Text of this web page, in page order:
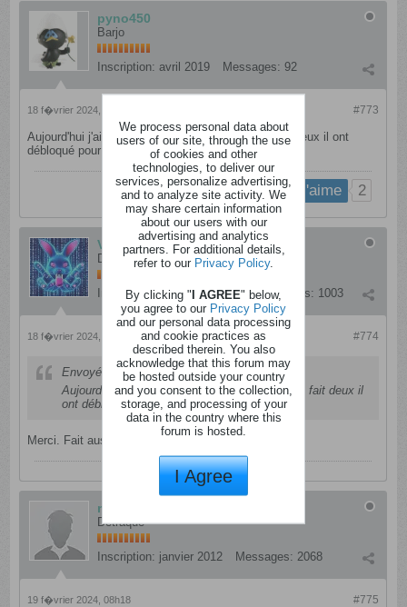
pyno450
Barjo
Inscription: avril 2019 Messages: 92
#773
18 f�vrier 2024, 19h34
Aujourd'hui j'ai réussi a reprendre une pizza ça fait deux il ont
débloqué pour une deuxième
j'aime 2
Vishnu.6020
Dérangé
Inscription: septembre 2017 Messages: 1003
#774
18 f�vrier 2024, 20h05
Envoyé parpyno450
Aujourd'hui j'ai réussi a reprendre une pizza ça fait deux il
ont débloqué pour une deuxième
Merci. Fait aussi du coup
manpi
Détraqué
Inscription: janvier 2012 Messages: 2068
#775
19 f�vrier 2024, 08h18
We process personal data about
users of our site, through the use
of cookies and other
technologies, to deliver our
services, personalize advertising,
and to analyze site activity. We
may share certain information
about our users with our
advertising and analytics
partners. For additional details,
refer to our Privacy Policy.
By clicking "I AGREE" below,
you agree to our Privacy Policy
and our personal data processing
and cookie practices as
described therein. You also
acknowledge that this forum may
be hosted outside your country
and you consent to the collection,
storage, and processing of your
data in the country where this
forum is hosted.
I Agree